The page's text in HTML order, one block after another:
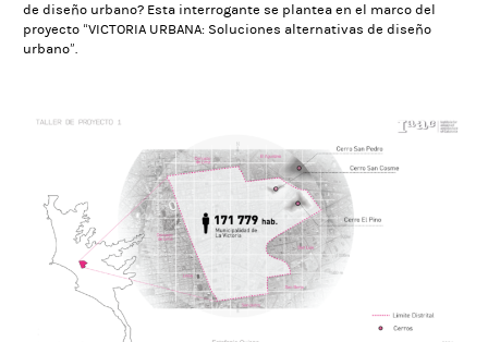
de diseño urbano? Esta interrogante se plantea en el marco del
proyecto “VICTORIA URBANA: Soluciones alternativas de diseño
urbano”.